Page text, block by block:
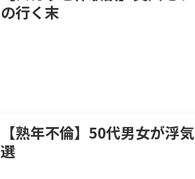
の行く末
【熟年不倫】50代男女が浮
選